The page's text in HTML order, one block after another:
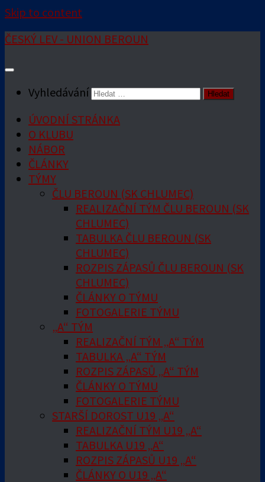
Skip to content
ČESKÝ LEV - UNION BEROUN
Vyhledávání
ÚVODNÍ STRÁNKA
O KLUBU
NÁBOR
ČLÁNKY
TÝMY
ČLU BEROUN (SK CHLUMEC)
REALIZAČNÍ TÝM ČLU BEROUN (SK
CHLUMEC)
TABULKA ČLU BEROUN (SK
CHLUMEC)
ROZPIS ZÁPASŮ ČLU BEROUN (SK
CHLUMEC)
ČLÁNKY O TÝMU
FOTOGALERIE TÝMU
„A“ TÝM
REALIZAČNÍ TÝM „A“ TÝM
TABULKA „A“ TÝM
ROZPIS ZÁPASŮ „A“ TÝM
ČLÁNKY O TÝMU
FOTOGALERIE TÝMU
STARŠÍ DOROST U19 „A“
REALIZAČNÍ TÝM U19 „A“
TABULKA U19 „A“
ROZPIS ZÁPASŮ U19 „A“
ČLÁNKY O U19 „A“